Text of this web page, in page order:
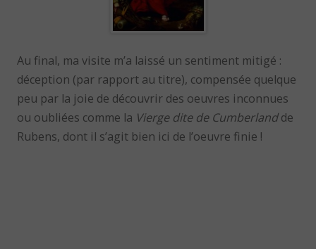
Au final, ma visite m’a laissé un sentiment mitigé :
déception (par rapport au titre), compensée quelque
peu par la joie de découvrir des oeuvres inconnues
ou oubliées comme la Vierge dite de Cumberlandde
Rubens, dont il s’agit bien ici de l’oeuvre finie !